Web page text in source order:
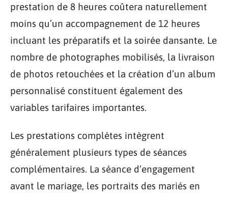
prestation de 8 heures coûtera naturellement
moins qu’un accompagnement de 12 heures
incluant les préparatifs et la soirée dansante. Le
nombre de photographes mobilisés, la livraison
de photos retouchées et la création d’un album
personnalisé constituent également des
variables tarifaires importantes.
Les prestations complètes intègrent
généralement plusieurs types de séances
complémentaires. La séance d’engagement
avant le mariage, les portraits des mariés en